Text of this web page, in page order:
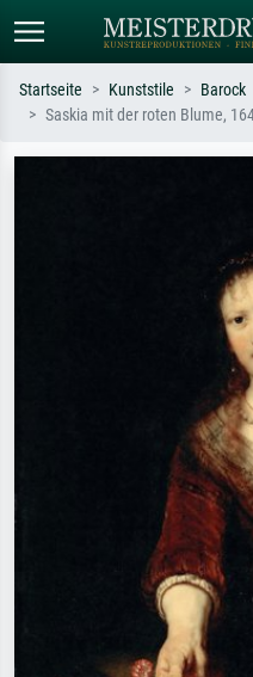
Startseite Kunststile Barock
Saskia mit der roten Blume,